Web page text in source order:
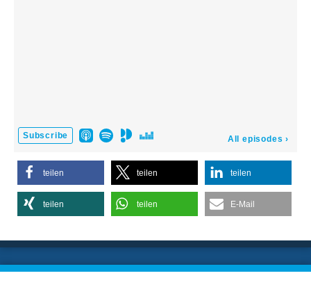
teilen teilen teilen
teilen teilen E-Mail